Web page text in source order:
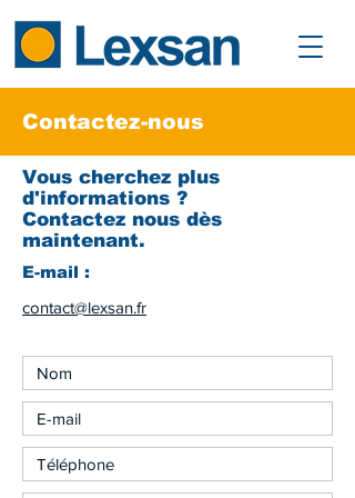
Contactez-nous
Vous cherchez plus
d'informations ?
Contactez nous dès
maintenant.
E-mail :
contact@lexsan.fr